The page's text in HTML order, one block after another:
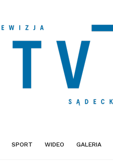
SPORT WIDEO GALERIA